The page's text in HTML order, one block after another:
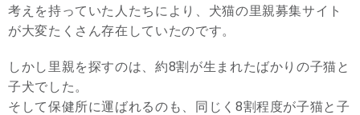
考えを持っていた人たちにより、犬猫の里親募集サイト
が大変たくさん存在していたのです。
しかし里親を探すのは、約8割が生まれたばかりの子猫と
子犬でした。
そして保健所に運ばれるのも、同じく8割程度が子猫と子